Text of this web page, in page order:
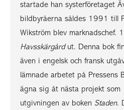
startade han systerföretaget
bildbyråerna såldes 1991 till
Wikström blev marknadschef.
Havsskärgårdut. Denna bok
även i engelsk och fransk
lämnade arbetet på Pressens
ägna sig åt nästa projekt
utgivningen av boken Staden.